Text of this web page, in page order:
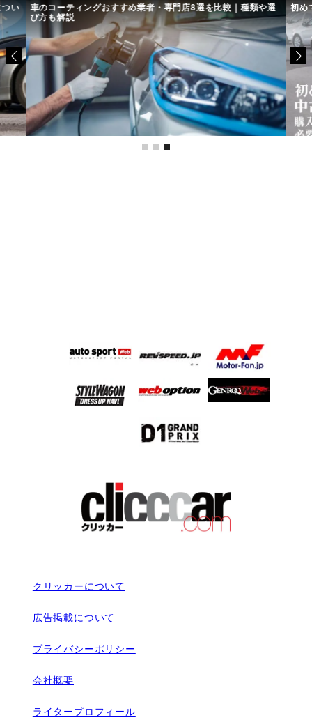
い 車のコーティングおすすめ業者・専門店8選を比較｜種類や選
び方も解説
初め
クリッカーについて
広告掲載について
プライバシーポリシー
会社概要
ライタープロフィール